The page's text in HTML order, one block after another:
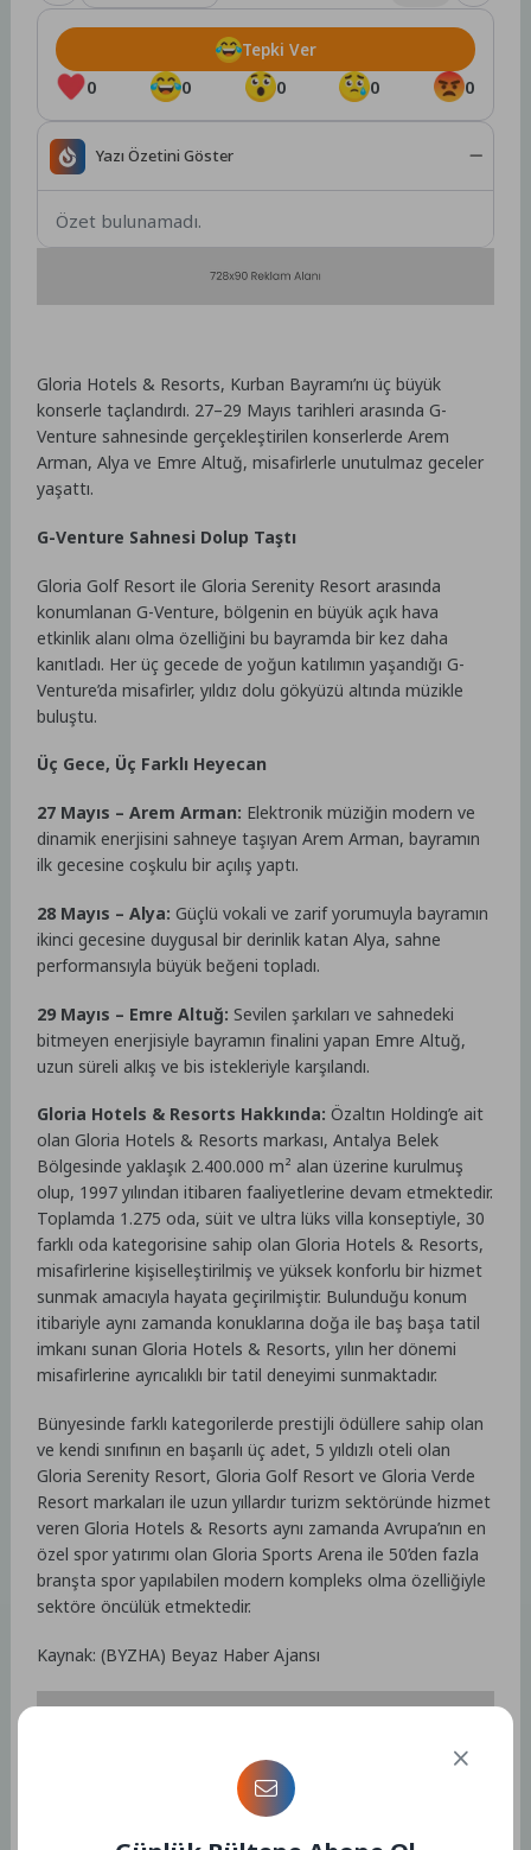
0 0 0 0 0
Tepki Ver
Yazı Özetini Göster
Özet bulunamadı.
Gloria Hotels & Resorts, Kurban Bayramı’nı üç büyük
konserle taçlandırdı. 27–29 Mayıs tarihleri arasında G-
Venture sahnesinde gerçekleştirilen konserlerde Arem
Arman, Alya ve Emre Altuğ, misafirlerle unutulmaz geceler
yaşattı.
G-Venture Sahnesi Dolup Taştı
Gloria Golf Resort ile Gloria Serenity Resort arasında
konumlanan G-Venture, bölgenin en büyük açık hava
etkinlik alanı olma özelliğini bu bayramda bir kez daha
kanıtladı. Her üç gecede de yoğun katılımın yaşandığı G-
Venture’da misafirler, yıldız dolu gökyüzü altında müzikle
buluştu.
Üç Gece, Üç Farklı Heyecan
27 Mayıs – Arem Arman: Elektronik müziğin modern ve
dinamik enerjisini sahneye taşıyan Arem Arman, bayramın
ilk gecesine coşkulu bir açılış yaptı.
28 Mayıs – Alya: Güçlü vokali ve zarif yorumuyla bayramın
ikinci gecesine duygusal bir derinlik katan Alya, sahne
performansıyla büyük beğeni topladı.
29 Mayıs – Emre Altuğ:Sevilen şarkıları ve sahnedeki
bitmeyen enerjisiyle bayramın finalini yapan Emre Altuğ,
uzun süreli alkış ve bis istekleriyle karşılandı.
Gloria Hotels & Resorts Hakkında:Özaltın Holding’e ait
olan Gloria Hotels & Resorts markası, Antalya Belek
Bölgesinde yaklaşık 2.400.000 m² alan üzerine kurulmuş
olup, 1997 yılından itibaren faaliyetlerine devam etmektedir.
Toplamda 1.275 oda, süit ve ultra lüks villa konseptiyle, 30
farklı oda kategorisine sahip olan Gloria Hotels & Resorts,
misafirlerine kişiselleştirilmiş ve yüksek konforlu bir hizmet
sunmak amacıyla hayata geçirilmiştir. Bulunduğu konum
itibariyle aynı zamanda konuklarına doğa ile baş başa tatil
imkanı sunan Gloria Hotels & Resorts, yılın her dönemi
misafirlerine ayrıcalıklı bir tatil deneyimi sunmaktadır.
Bünyesinde farklı kategorilerde prestijli ödüllere sahip olan
ve kendi sınıfının en başarılı üç adet, 5 yıldızlı oteli olan
Gloria Serenity Resort, Gloria Golf Resort ve Gloria Verde
Resort markaları ile uzun yıllardır turizm sektöründe hizmet
veren Gloria Hotels & Resorts aynı zamanda Avrupa’nın en
özel spor yatırımı olan Gloria Sports Arena ile 50’den fazla
branşta spor yapılabilen modern kompleks olma özelliğiyle
sektöre öncülük etmektedir.
Kaynak: (BYZHA) Beyaz Haber Ajansı